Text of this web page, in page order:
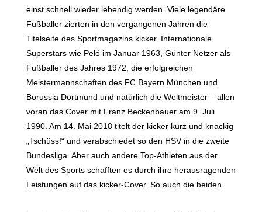
einst schnell wieder lebendig werden. Viele legendäre
Fußballer zierten in den vergangenen Jahren die
Titelseite des Sportmagazins kicker. Internationale
Superstars wie Pelé im Januar 1963, Günter Netzer als
Fußballer des Jahres 1972, die erfolgreichen
Meistermannschaften des FC Bayern München und
Borussia Dortmund und natürlich die Weltmeister – allen
voran das Cover mit Franz Beckenbauer am 9. Juli
1990. Am 14. Mai 2018 titelt der kicker kurz und knackig
„Tschüss!“ und verabschiedet so den HSV in die zweite
Bundesliga. Aber auch andere Top-Athleten aus der
Welt des Sports schafften es durch ihre herausragenden
Leistungen auf das kicker-Cover. So auch die beiden